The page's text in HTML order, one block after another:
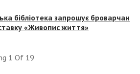
бібліотека запрошує броварчан
«Живопис життя»
1 Of 19